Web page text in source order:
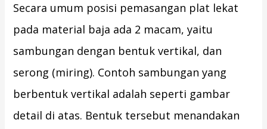
Secara umum posisi pemasangan plat lekat
pada material baja ada 2 macam, yaitu
sambungan dengan bentuk vertikal, dan
serong (miring). Contoh sambungan yang
berbentuk vertikal adalah seperti gambar
detail di atas. Bentuk tersebut menandakan